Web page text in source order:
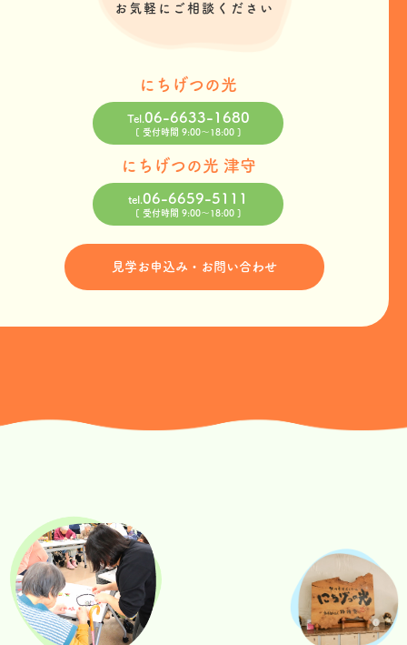
お気軽にご相談ください
にちげつの光
Tel. 06-6633-1680
[ 受付時間 9:00〜18:00 ]
にちげつの光 津守
tel. 06-6659-5111
[ 受付時間 9:00〜18:00 ]
見学お申込み・お問い合わせ